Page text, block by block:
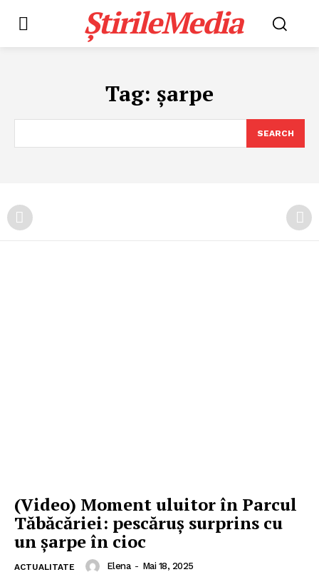
ȘtirileMedia
Tag: șarpe
SEARCH
(Video) Moment uluitor în Parcul
Tăbăcăriei: pescăruș surprins cu
un șarpe în cioc
ACTUALITATE Elena - Mai 18, 2025